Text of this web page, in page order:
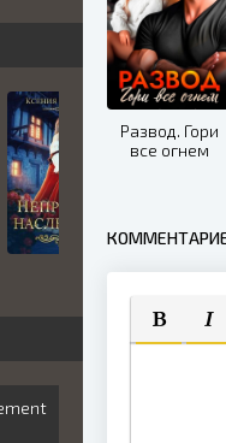
Развод. Гори
все огнем